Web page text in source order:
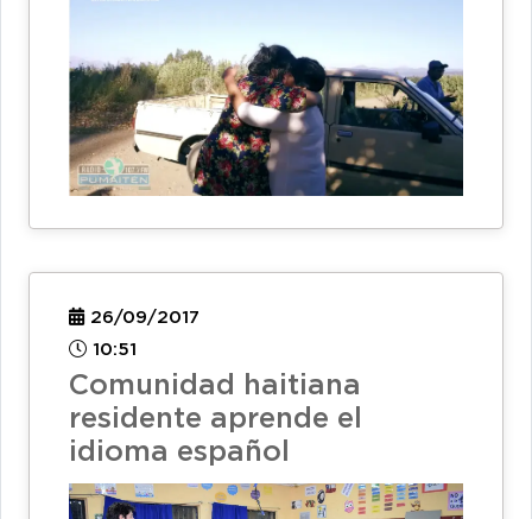
26/09/2017
10:51
Comunidad haitiana
residente aprende el
idioma español